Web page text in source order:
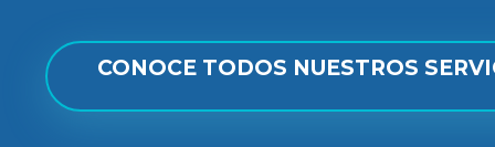
CONOCE TODOS NUESTROS